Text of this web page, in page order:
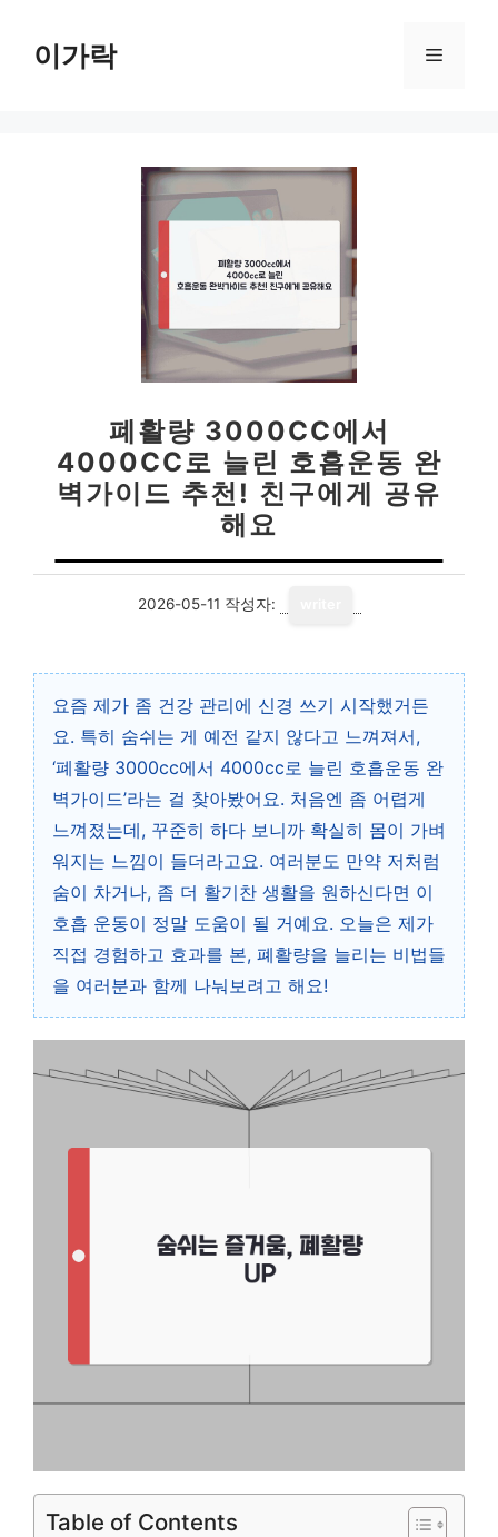
이가락 메
폐활량 3000CC에서
4000CC로 늘린 호흡운동 완
벽가이드 추천! 친구에게 공유
해요
2026-05-11 작성자:
요즘 제가 좀 건강 관리에 신경 쓰기 시작했거든
요. 특히 숨쉬는 게 예전 같지 않다고 느껴져서,
‘폐활량 3000cc에서 4000cc로 늘린 호흡운동 완
벽가이드’라는 걸 찾아봤어요. 처음엔 좀 어렵게
느껴졌는데, 꾸준히 하다 보니까 확실히 몸이 가벼
워지는 느낌이 들더라고요. 여러분도 만약 저처럼
숨이 차거나, 좀 더 활기찬 생활을 원하신다면 이
호흡 운동이 정말 도움이 될 거예요. 오늘은 제가
직접 경험하고 효과를 본, 폐활량을 늘리는 비법들
을 여러분과 함께 나눠보려고 해요!
Table of Contents